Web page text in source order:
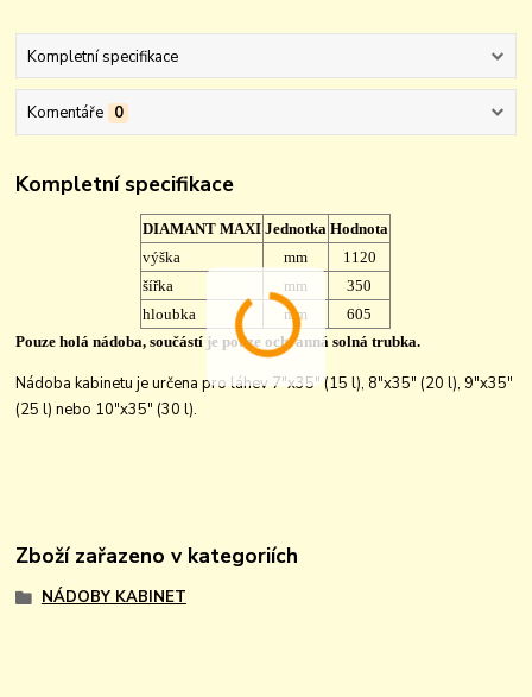
Kompletní specifikace
Komentáře 0
Kompletní specifikace
DIAMANT MAXI Jednotka Hodnota
výška
mm
1120
šířka
mm
350
hloubka
mm
605
Pouze holá nádoba, součástí je pouze ochranná solná trubka.
Nádoba kabinetu je určena pro láhev 7"x35" (15 l), 8"x35" (20 l), 9"x35"
(25 l) nebo 10"x35" (30 l).
Zboží zařazeno v kategoriích
NÁDOBY KABINET